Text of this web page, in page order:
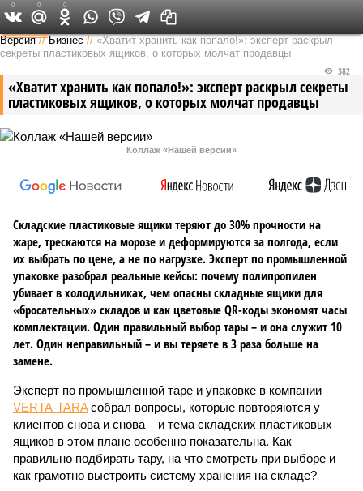
Федеральный выпуск
Версия //Бизнес //«Хватит хранить как попало!»: эксперт раскрыл
секреты пластиковых ящиков, о которых молчат продавцы
«Хватит хранить как попало!»: эксперт раскрыл секреты
пластиковых ящиков, о которых молчат продавцы
382
Коллаж «Нашей версии»
Складские пластиковые ящики теряют до 30% прочности на
жаре, трескаются на морозе и деформируются за полгода, если
их выбрать по цене, а не по нагрузке. Эксперт по промышленной
упаковке разобрал реальные кейсы: почему полипропилен
убивает в холодильниках, чем опасны складные ящики для
«бросательных» складов и как цветовые QR-коды экономят часы
комплектации. Один правильный выбор тары – и она служит 10
лет. Один неправильный – и вы теряете в 3 раза больше на
замене.
Эксперт по промышленной таре и упаковке в компании
VERTA-TARAсобрал вопросы, которые повторяются у
клиентов снова и снова – и тема складских пластиковых
ящиков в этом плане особенно показательна. Как
правильно подбирать тару, на что смотреть при выборе и
как грамотно выстроить систему хранения на складе?
0 0 0